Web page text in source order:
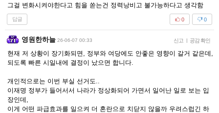
그걸 변화시켜야한다고 힘을 쏟는건 정력낭비고 불가능하다고 생각함
답글 0
0
영원한하늘 26-06-07 00:33 신고 | 공감 확인
현재 저 상황이 장기화되면, 정부와 여당에도 안좋은 영향이 갈거 같은데,
되도록 빠른 시일내에 결정이 났으면 합니다.
개인적으로는 이번 부실 선거도..
이재명 정부가 들어서서 나라가 정상화되어 가면서 일어난 일로 보는 입
장인데,
이게 어떤 파급효과를 일으켜 더 혼란으로 치닫지 않을까 우려스럽긴 하